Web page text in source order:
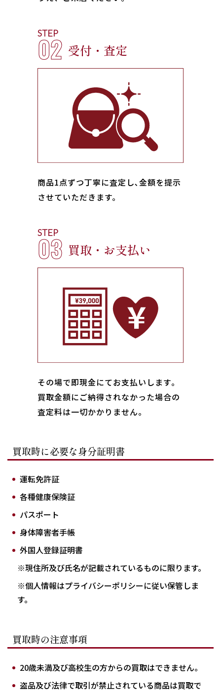
STEP
02 受付・査定
商品1点ずつ丁寧に査定し､金額を提示
させていただきます。
STEP
03 買取・お支払い
その場で即現金にてお支払いします｡
買取金額にご納得されなかった場合の
査定料は一切かかりません。
買取時に必要な身分証明書
運転免許証
各種健康保険証
パスポート
身体障害者手帳
外国人登録証明書
※現住所及び氏名が記載されているものに限ります。
※個人情報はプライバシーポリシーに従い保管しま
す。
買取時の注意事項
20歳未満及び高校生の方からの買取はできません。
盗品及び法律で取引が禁止されている商品は買取で